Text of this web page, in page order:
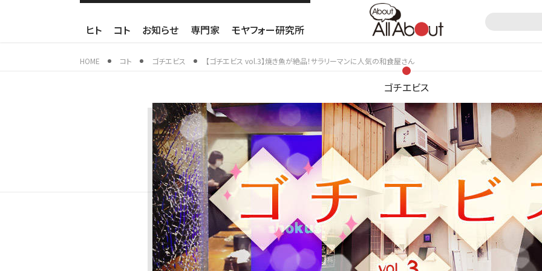
ヒト コト お知らせ 専門家 モヤフォー研究所
HOME コト ゴチエビス 【ゴチエビス vol.3】焼き魚が絶品！サラリーマンに人気の和食屋さん
ゴチエビス